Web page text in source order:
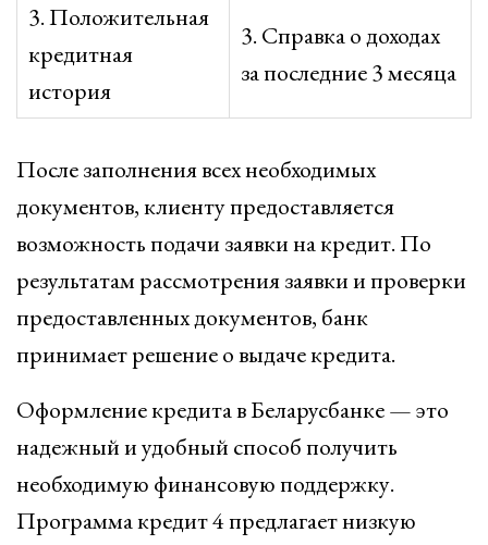
3. Положительная
кредитная
история
3. Справка о доходах
за последние 3 месяца
После заполнения всех необходимых
документов, клиенту предоставляется
возможность подачи заявки на кредит. По
результатам рассмотрения заявки и проверки
предоставленных документов, банк
принимает решение о выдаче кредита.
Оформление кредита в Беларусбанке — это
надежный и удобный способ получить
необходимую финансовую поддержку.
Программа кредит 4 предлагает низкую